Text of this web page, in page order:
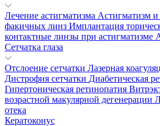
Лечение астигматизма Астигматизм и
факичных линз Имплантация
контактные линзы при астигматизме
Сетчатка глаза
Отслоение сетчатки Лазерная
Дистрофия сетчатки Диабетическая
Гипертоническая ретинопатия
возрастной макулярной дегенерации
отека
Кератоконус